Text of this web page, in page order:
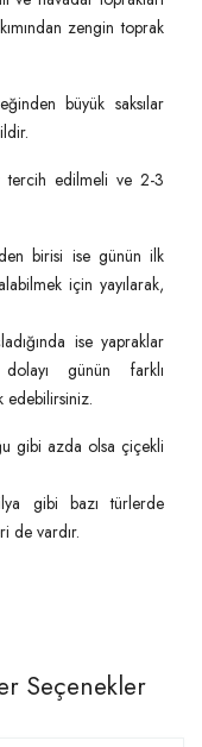
zengin toprak
büyük saksılar
tercih edilmeli ve 2-3
birisi ise günün ilk
için yayılarak,
ise yapraklar
dolayı günün farklı
edebilirsiniz.
gibi azda olsa çiçekli
gibi bazı türlerde
de vardır.
Seçenekler